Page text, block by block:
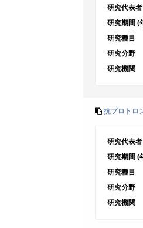
研究代表者
研究期間 (
研究種目
研究分野
研究機関
抗プロトロ
研究代表者
研究期間 (
研究種目
研究分野
研究機関